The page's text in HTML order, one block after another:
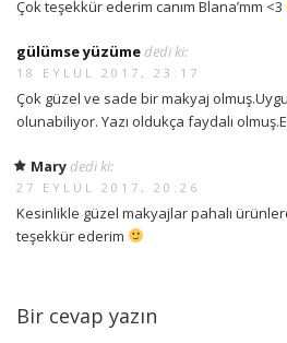
Çok teşekkür ederim canım Blana’mm <3
gülümse yüzüme dedi ki:
18 EYLÜL 2017, 23:17
Çok güzel ve sade bir makyaj
olunabiliyor. Yazı oldukça faydalı
Mary dedi ki:
27 EYLÜL 2017, 20:26
Kesinlikle güzel makyajlar pahalı
teşekkür ederim
Bir cevap yazın